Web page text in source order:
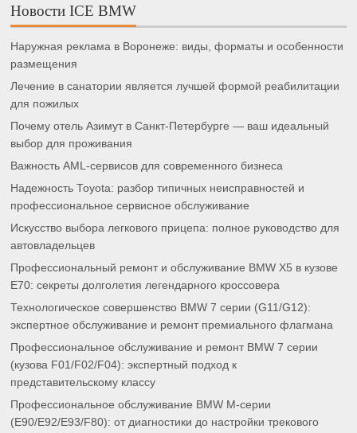
Новости ICE BMW
Наружная реклама в Воронеже: виды, форматы и особенности
размещения
Лечение в санатории является лучшей формой реабилитации
для пожилых
Почему отель Азимут в Санкт-Петербурге — ваш идеальный
выбор для проживания
Важность AML-сервисов для современного бизнеса
Надежность Toyota: разбор типичных неисправностей и
профессиональное сервисное обслуживание
Искусство выбора легкового прицепа: полное руководство для
автовладельцев
Профессиональный ремонт и обслуживание BMW X5 в кузове
E70: секреты долголетия легендарного кроссовера
Технологическое совершенство BMW 7 серии (G11/G12):
экспертное обслуживание и ремонт премиального флагмана
Профессиональное обслуживание и ремонт BMW 7 серии
(кузова F01/F02/F04): экспертный подход к
представительскому классу
Профессиональное обслуживание BMW M-серии
(E90/E92/E93/F80): от диагностики до настройки трекового